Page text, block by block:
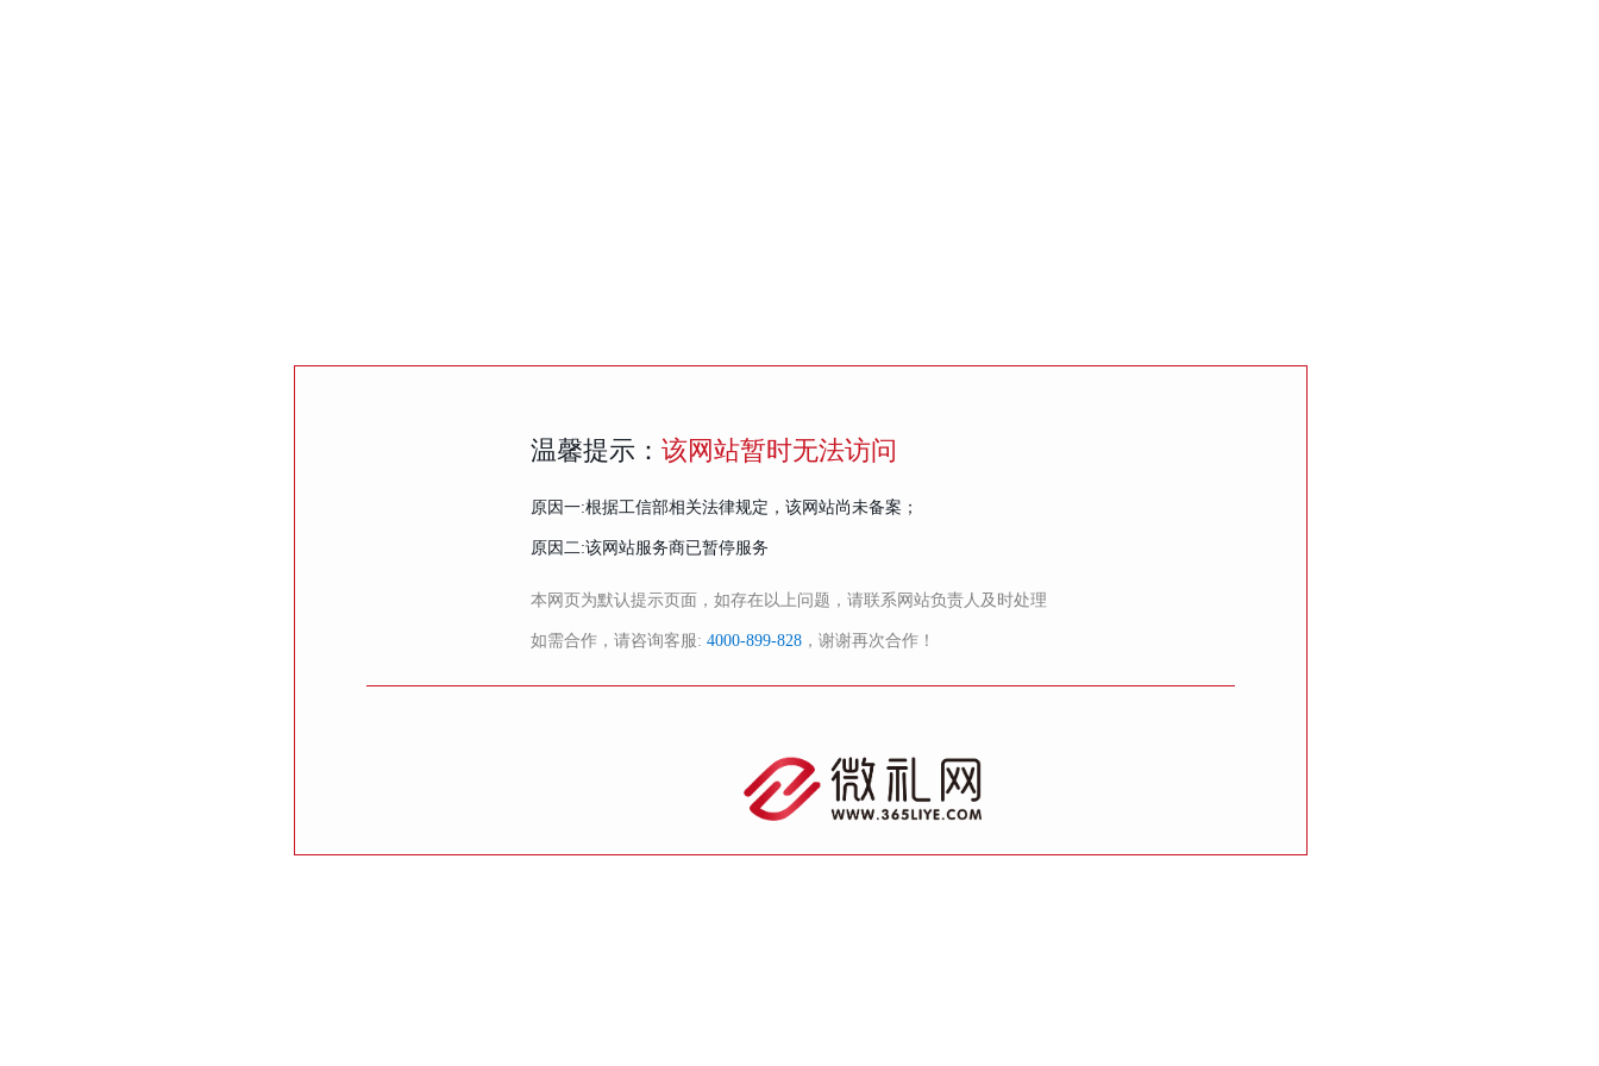
温馨提示： 该网站暂时无法访问
原因一:根据工信部相关法律规定，该网站尚未备案；
原因二:该网站服务商已暂停服务
本网页为默认提示页面，如存在以上问题，请联系网站负责人及时处理
如需合作，请咨询客服: 4000-899-828 ，谢谢再次合作！